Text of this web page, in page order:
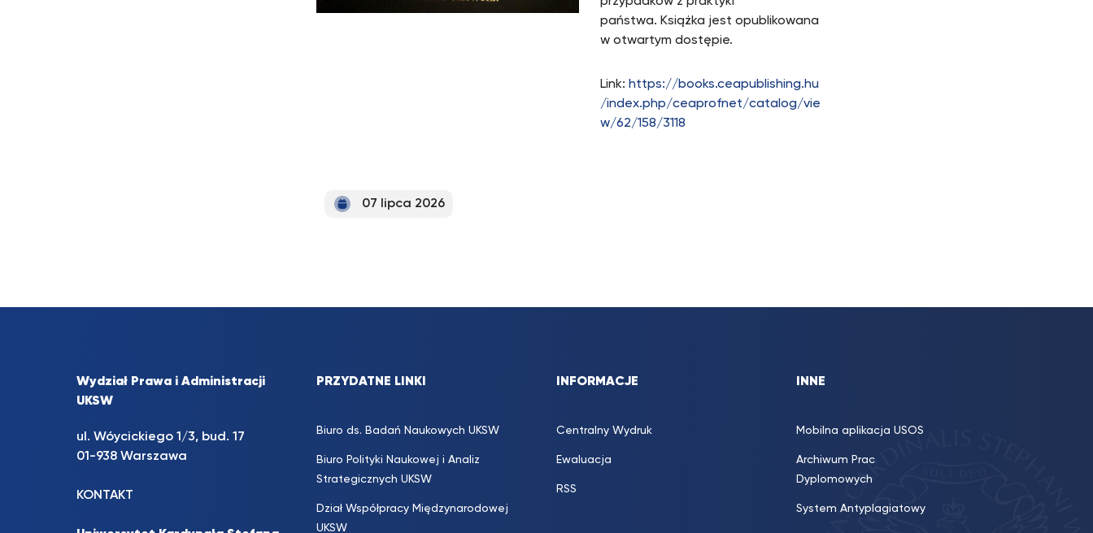
państwa. Książka jest opublikowana
w otwartym dostępie.
Link: https://books.ceapublishing.hu
/index.php/ceaprofnet/catalog/vie
w/62/158/3118
07 lipca 2026
Wydział Prawa i Administracji
UKSW
ul. Wóycickiego 1/3, bud. 17
01-938 Warszawa
KONTAKT
PRZYDATNE LINKI
Biuro ds. Badań Naukowych UKSW
Biuro Polityki Naukowej i Analiz
Strategicznych UKSW
Dział Współpracy Międzynarodowej
UKSW
INFORMACJE
Centralny Wydruk
Ewaluacja
RSS
INNE
Mobilna aplikacja USOS
Archiwum Prac
Dyplomowych
System Antyplagiatowy